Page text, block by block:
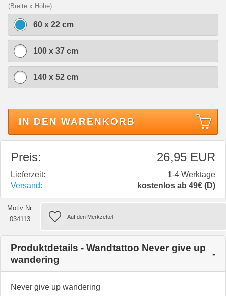
(Breite x Höhe)
60 x 22 cm
100 x 37 cm
140 x 52 cm
IN DEN WARENKORB
Preis: 26,95 EUR
Lieferzeit:
1-4 Werktage
Versand:
kostenlos ab 49€ (D)
Motiv Nr.
034113
Produktdetails - Wandtattoo Never give up
wandering
Never give up wandering